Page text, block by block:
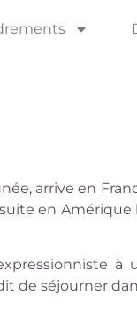
arrive en
en
séjourner